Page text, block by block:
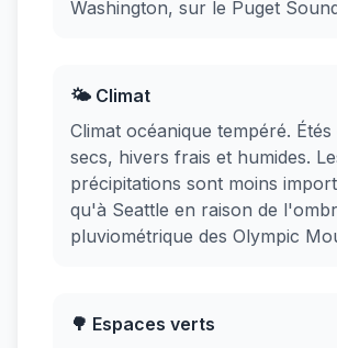
Washington, sur le Puget
🌤️ Climat
Climat océanique tempéré.
secs, hivers frais et humides.
précipitations sont moins
qu'à Seattle en raison de
pluviométrique des Olympic
🌳 Espaces verts